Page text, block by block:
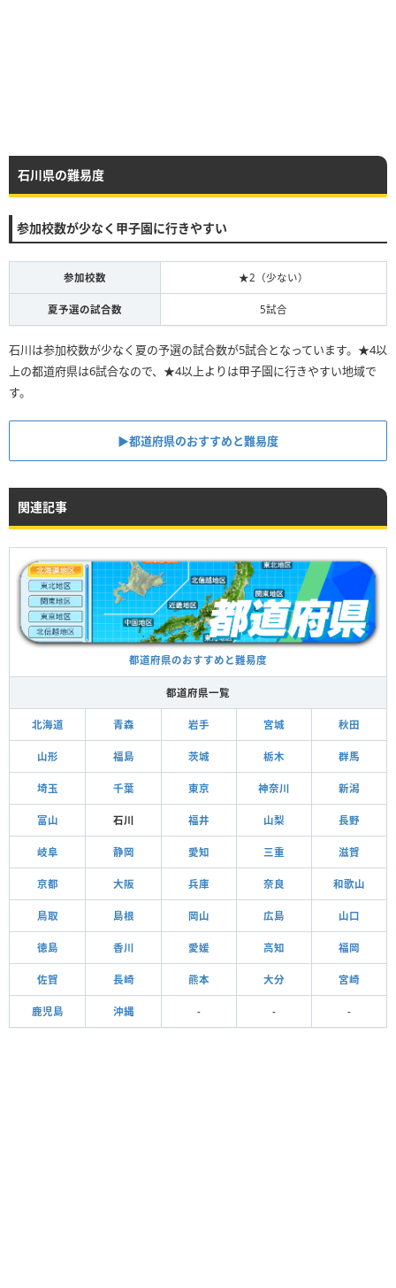
石川県の難易度
参加校数が少なく甲子園に行きやすい
参加校数 ★2（少ない）
夏予選の試合数 5試合
石川は参加校数が少なく夏の予選の試合数が5試合となっています。★4以
上の都道府県は6試合なので、★4以上よりは甲子園に行きやすい地域で
す。
▶︎都道府県のおすすめと難易度
関連記事
都道府県のおすすめと難易度
都道府県一覧
北海道 青森 岩手 宮城 秋田
山形 福島 茨城 栃木 群馬
埼玉 千葉 東京 神奈川 新潟
富山 石川 福井 山梨 長野
岐阜 静岡 愛知 三重 滋賀
京都 大阪 兵庫 奈良 和歌山
鳥取 島根 岡山 広島 山口
徳島 香川 愛媛 高知 福岡
佐賀 長崎 熊本 大分 宮崎
鹿児島 沖縄 - - -